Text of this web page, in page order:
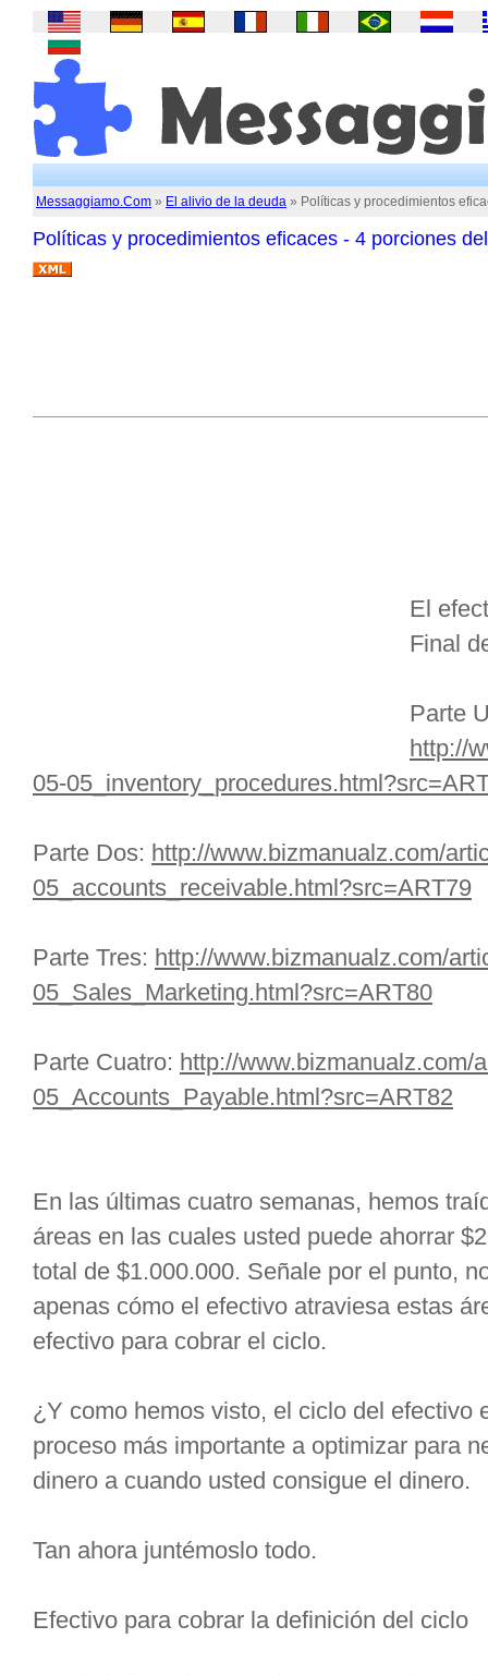
Messaggiamo.Com » El alivio de la deuda » Políticas y procedimientos
Políticas y procedimientos eficaces - 4 porciones
El
Final
Parte
http://
05-
Parte Dos: http://www.bizmanualz.com/
05_accounts_receivable.html?src=ART79
Parte Tres: http://www.bizmanualz.com/
05_Sales_Marketing.html?src=ART80
Parte Cuatro: http://www.bizmanualz.com/
05_Accounts_Payable.html?src=ART82
En las últimas cuatro semanas, hemos
áreas en las cuales usted puede ahorrar
total de $1.000.000. Señale por el punto,
apenas cómo el efectivo atraviesa estas
efectivo para cobrar el ciclo.
¿Y como hemos visto, el ciclo del efectivo
proceso más importante a optimizar para
dinero a cuando usted consigue el dinero.
Tan ahora juntémoslo todo.
Efectivo para cobrar la definición del ciclo